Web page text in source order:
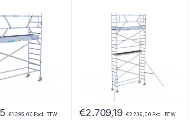
€1.395,00 Excl. BTW €2.709,19 €2.239,00 Excl. BTW